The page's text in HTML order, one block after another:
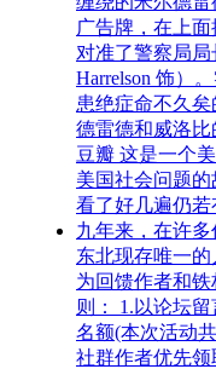
广告牌，在上
对准了警察局局
Harrelson 饰）
患绝症命不久
德雷德和威洛
豆瓣 这是一个
美国社会问题的
看了好几遍仍
九年来，在许
东北现存唯一的
为回馈作者和
则： 1.以论坛
名额(本次活动
社群作者优先领